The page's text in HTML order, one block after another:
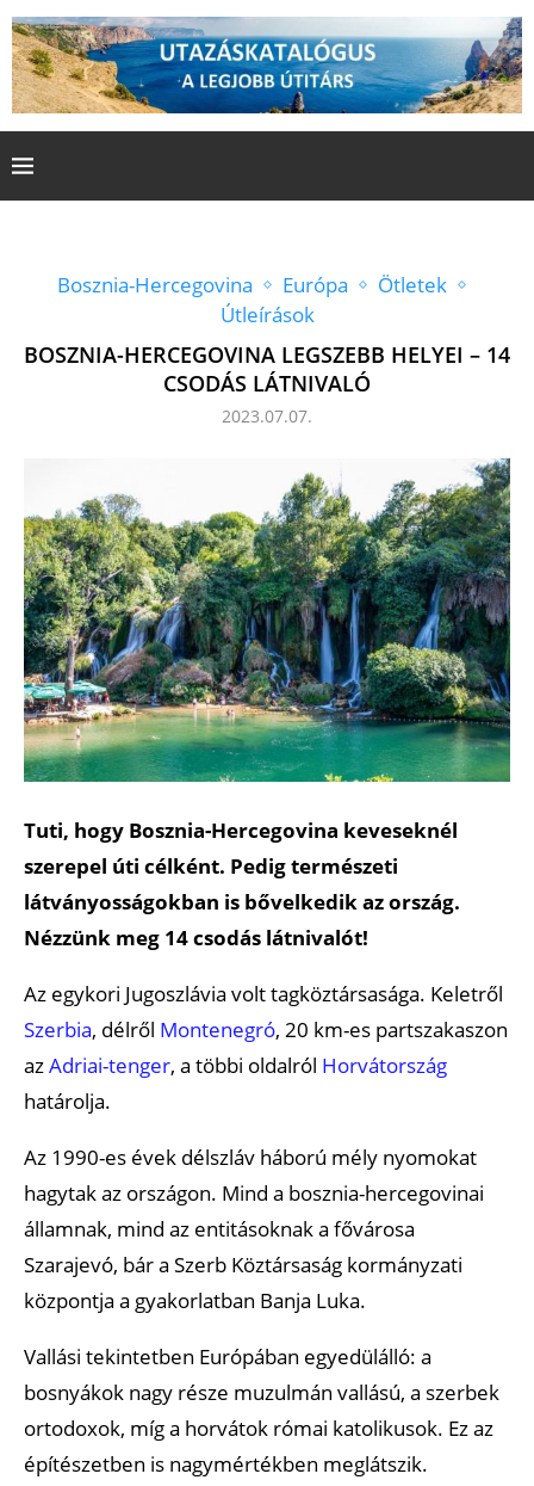
Bosznia-Hercegovina Európa
Ötletek
Útleírások
BOSZNIA-HERCEGOVINA LEGSZEBB HELYEI – 14
CSODÁS LÁTNIVALÓ
2023.07.07.
Tuti, hogy Bosznia-Hercegovina keveseknél
szerepel úti célként. Pedig természeti
látványosságokban is bővelkedik az ország.
Nézzünk meg 14 csodás látnivalót!
Az egykori Jugoszlávia volt tagköztársasága. Keletről
Szerbia, délről Montenegró, 20 km-es partszakaszon
azAdriai-tenger, a többi oldalról Horvátország
határolja.
Az 1990-es évek délszláv háború mély nyomokat
hagytak az országon. Mind a bosznia-hercegovinai
államnak, mind az entitásoknak a fővárosa
Szarajevó, bár a Szerb Köztársaság kormányzati
központja a gyakorlatban Banja Luka.
Vallási tekintetben Európában egyedülálló: a
bosnyákok nagy része muzulmán vallású, a szerbek
ortodoxok, míg a horvátok római katolikusok. Ez az
építészetben is nagymértékben meglátszik.